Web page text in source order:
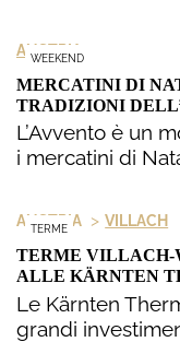
WEEKEND
AUSTRIA
MERCATINI DI
TRADIZIONI
L’Avvento è un
i mercatini di
TERME
AUSTRIA > VILLACH
TERME VILLACH-
ALLE KÄRNTEN
Le Kärnten
grandi